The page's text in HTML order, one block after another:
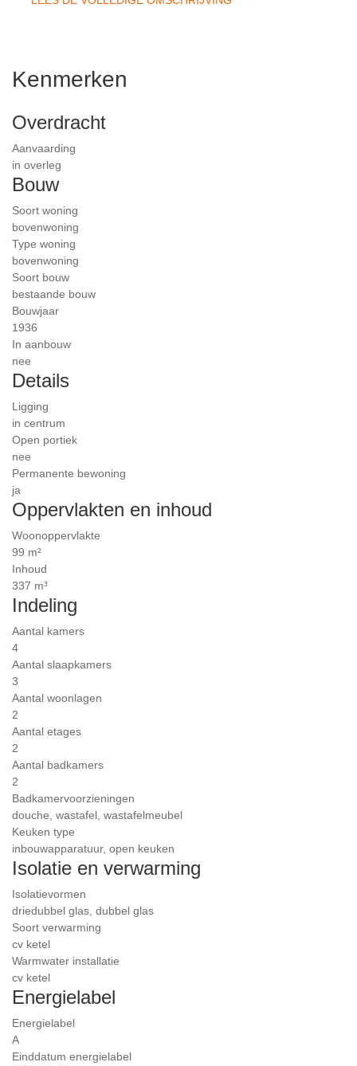
Kenmerken
Overdracht
Aanvaarding
in overleg
Bouw
Soort woning
bovenwoning
Type woning
bovenwoning
Soort bouw
bestaande bouw
Bouwjaar
1936
In aanbouw
nee
Details
Ligging
in centrum
Open portiek
nee
Permanente bewoning
ja
Oppervlakten en inhoud
Woonoppervlakte
99 m²
Inhoud
337 m³
Indeling
Aantal kamers
4
Aantal slaapkamers
3
Aantal woonlagen
2
Aantal etages
2
Aantal badkamers
2
Badkamervoorzieningen
douche, wastafel, wastafelmeubel
Keuken type
inbouwapparatuur, open keuken
Isolatie en verwarming
Isolatievormen
driedubbel glas, dubbel glas
Soort verwarming
cv ketel
Warmwater installatie
cv ketel
Energielabel
Energielabel
A
Einddatum energielabel